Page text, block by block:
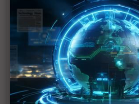
面板雙虎押寶Micro LED、PLP
三星將於2.5D封裝導入FOPLP
一把抓
群創起家厝 「華麗升級」全球最
CoWoS短缺、FOPLP迎契機？
險和成本